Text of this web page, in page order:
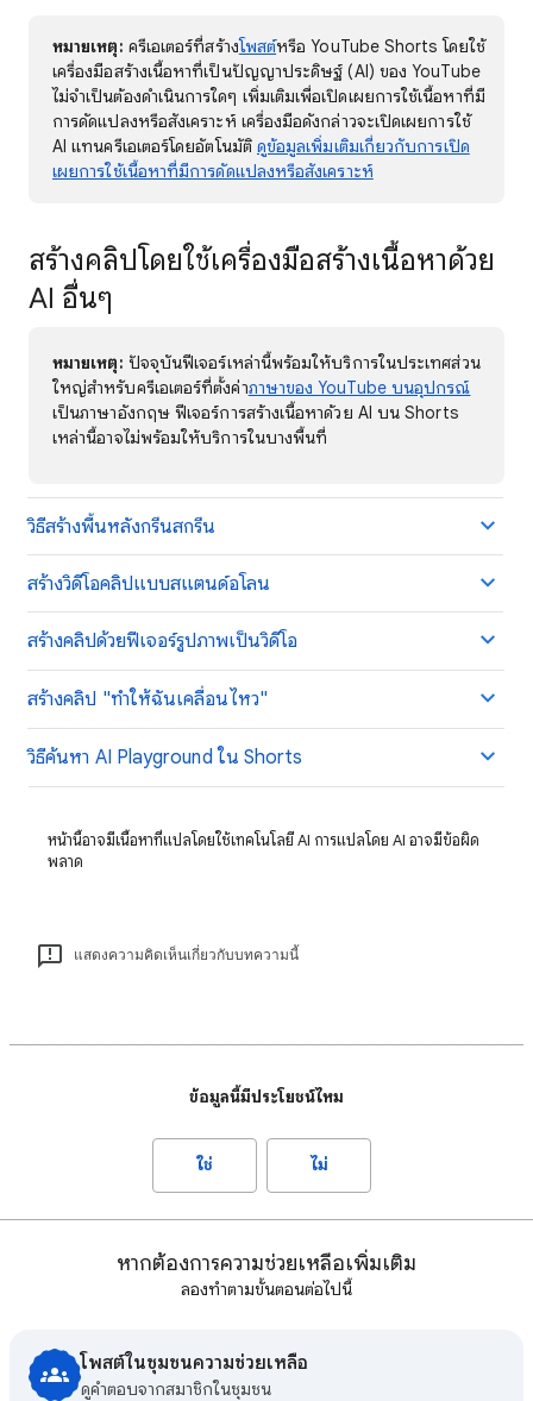
หมายเหตุ: ครีเอเตอร์ที่สร้างโพสต์หรือ YouTube Shorts โดยใช้
เครื่องมือสร้างเนื้อหาที่เป็นปัญญาประดิษฐ์ (AI) ของ YouTube
ไม่จำเป็นต้องดำเนินการใดๆ เพิ่มเติมเพื่อเปิดเผยการใช้เนื้อหาที่มี
การดัดแปลงหรือสังเคราะห์ เครื่องมือดังกล่าวจะเปิดเผยการใช้
AI แทนครีเอเตอร์โดยอัตโนมัติ ดูข้อมูลเพิ่มเติมเกี่ยวกับการเปิด
เผยการใช้เนื้อหาที่มีการดัดแปลงหรือสังเคราะห์
สร้างคลิปโดยใช้เครื่องมือสร้างเนื้อหาด้วย
AI อื่นๆ
หมายเหตุ: ปัจจุบันฟีเจอร์เหล่านี้พร้อมให้บริการในประเทศส่วน
ใหญ่สำหรับครีเอเตอร์ที่ตั้งค่าภาษาของ YouTube บนอุปกรณ์
เป็นภาษาอังกฤษ ฟีเจอร์การสร้างเนื้อหาด้วย AI บน Shorts
เหล่านี้อาจไม่พร้อมให้บริการในบางพื้นที่
วิธีสร้างพื้นหลังกรีนสกรีน
สร้างวิดีโอคลิปแบบสแตนด์อโลน
สร้างคลิปด้วยฟีเจอร์รูปภาพเป็นวิดีโอ
สร้างคลิป "ทำให้ฉันเคลื่อนไหว"
วิธีค้นหา AI Playground ใน Shorts
หน้านี้อาจมีเนื้อหาที่แปลโดยใช้เทคโนโลยี AI การแปลโดย AI อาจมีข้อผิด
พลาด
แสดงความคิดเห็นเกี่ยวกับบทความนี้
ข้อมูลนี้มีประโยชน์ไหม
ใช่ ไม่
หากต้องการความช่วยเหลือเพิ่มเติม
ลองทำตามขั้นตอนต่อไปนี้
โพสต์ในชุมชนความช่วยเหลือ
ดูคําตอบจากสมาชิกในชุมชน